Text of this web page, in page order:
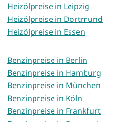
Heizölpreise in Leipzig
Heizölpreise in Dortmund
Heizölpreise in Essen
Benzinpreise in Berlin
Benzinpreise in Hamburg
Benzinpreise in München
Benzinpreise in Köln
Benzinpreise in Frankfurt